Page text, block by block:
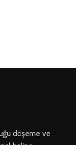
döşeme ve